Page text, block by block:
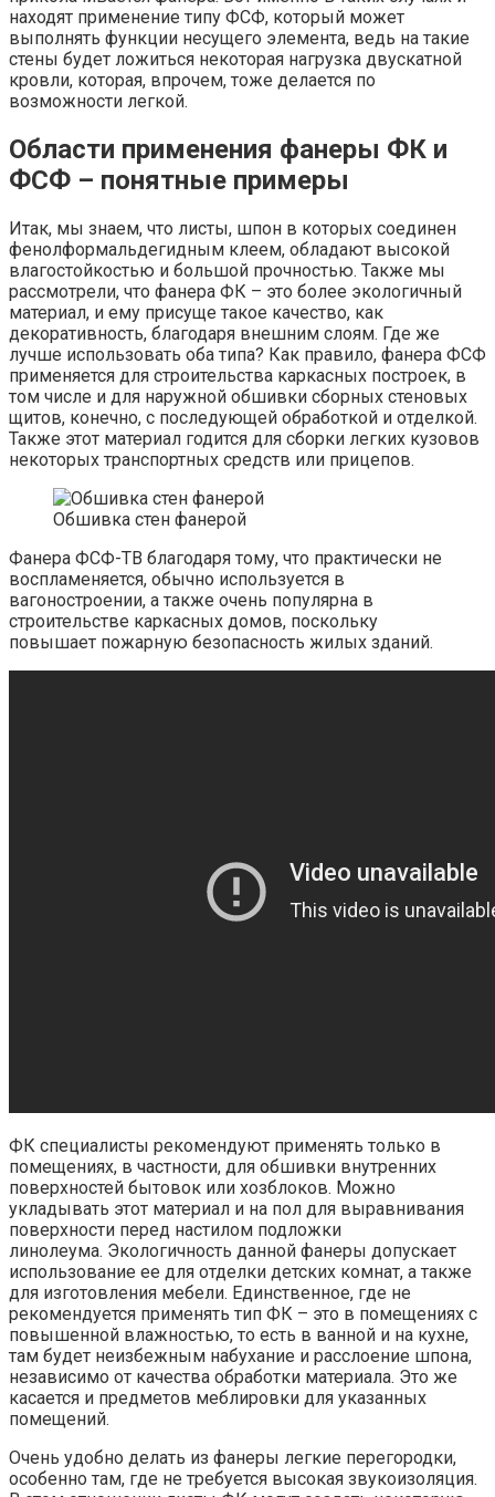
находят применение типу ФСФ, который может
выполнять функции несущего элемента, ведь на такие
стены будет ложиться некоторая нагрузка двускатной
кровли, которая, впрочем, тоже делается по
возможности легкой.
Области применения фанеры ФК и
ФСФ – понятные примеры
Итак, мы знаем, что листы, шпон в которых соединен
фенолформальдегидным клеем, обладают высокой
влагостойкостью и большой прочностью. Также мы
рассмотрели, что фанера ФК – это более экологичный
материал, и ему присуще такое качество, как
декоративность, благодаря внешним слоям. Где же
лучше использовать оба типа? Как правило, фанера ФСФ
применяется для строительства каркасных построек, в
том числе и для наружной обшивки сборных стеновых
щитов, конечно, с последующей обработкой и отделкой.
Также этот материал годится для сборки легких кузовов
некоторых транспортных средств или прицепов.
Обшивка стен фанерой
Фанера ФСФ-ТВ благодаря тому, что практически не
воспламеняется, обычно используется в
вагоностроении, а также очень популярна в
строительстве каркасных домов, поскольку
повышает пожарную безопасность жилых зданий.
ФК специалисты рекомендуют применять только в
помещениях, в частности, для обшивки внутренних
поверхностей бытовок или хозблоков. Можно
укладывать этот материал и на пол для выравнивания
поверхности перед настилом подложки
линолеума. Экологичность данной фанеры допускает
использование ее для отделки детских комнат, а также
для изготовления мебели. Единственное, где не
рекомендуется применять тип ФК – это в помещениях с
повышенной влажностью, то есть в ванной и на кухне,
там будет неизбежным набухание и расслоение шпона,
независимо от качества обработки материала. Это же
касается и предметов меблировки для указанных
помещений.
Очень удобно делать из фанеры легкие перегородки,
особенно там, где не требуется высокая звукоизоляция.